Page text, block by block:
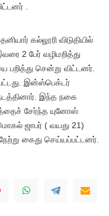
.
கல்லூரி விடுதியில்
2 பேர் வழிமறித்து
பறித்து சென்று விட்டனர்.
இன்ஸ்பெக்டர்
இந்த நகை
சேர்ந்த யுனோஸ்
ஜாபர் ( வயது 21)
கைது செய்யப்பட்டனர்.